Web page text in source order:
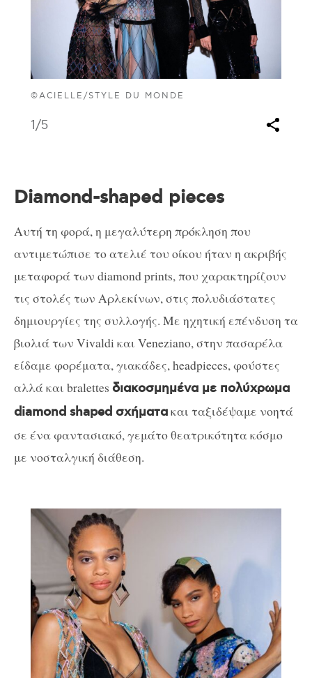
©ACIELLE/STYLE DU MONDE
1/5
Diamond-shaped pieces
Αυτή τη φορά, η μεγαλύτερη πρόκληση που
αντιμετώπισε το ατελιέ του οίκου ήταν η ακριβής
μεταφορά των diamond prints, που χαρακτηρίζουν
τις στολές των Αρλεκίνων, στις πολυδιάστατες
δημιουργίες της συλλογής. Με ηχητική επένδυση τα
βιολιά των Vivaldi και Veneziano, στην πασαρέλα
είδαμε φορέματα, γιακάδες, headpieces, φούστες
αλλά και bralettes διακοσμημένα με πολύχρωμα
diamond shaped σχήματακαι ταξιδέψαμε νοητά
σε ένα φαντασιακό, γεμάτο θεατρικότητα κόσμο
με νοσταλγική διάθεση.